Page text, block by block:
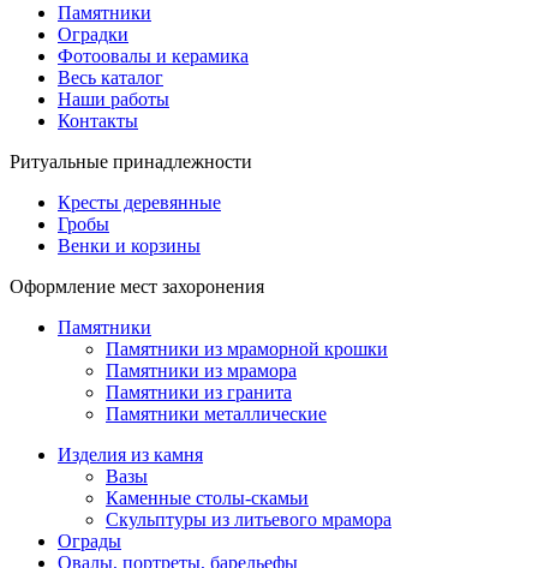
Памятники
Оградки
Фотоовалы и керамика
Весь каталог
Наши работы
Контакты
Ритуальные принадлежности
Кресты деревянные
Гробы
Венки и корзины
Оформление мест захоронения
Памятники
Памятники из мраморной крошки
Памятники из мрамора
Памятники из гранита
Памятники металлические
Изделия из камня
Вазы
Каменные столы-скамьи
Скульптуры из литьевого мрамора
Ограды
Овалы, портреты, барельефы